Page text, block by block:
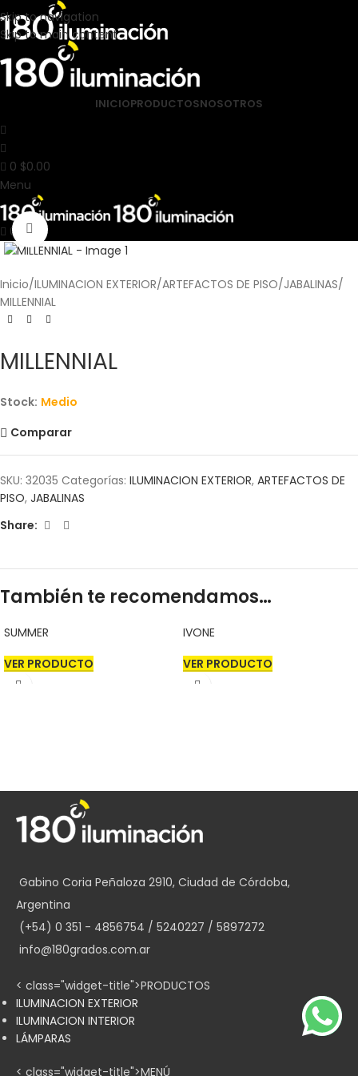
Skip to navigation
Skip to main content
INICIOPRODUCTOSNOSOTROS
0 $0.00
Menu
0 Click to enlarge
Inicio ILUMINACION EXTERIOR ARTEFACTOS DE PISO JABALINAS
MILLENNIAL
MILLENNIAL
Stock: Medio
Comparar
SKU: 32035 Categorías: ILUMINACION EXTERIOR, ARTEFACTOS DE
PISO, JABALINAS
Share:
También te recomendamos…
SUMMER
VER PRODUCTO
IVONE
VER PRODUCTO
Gabino Coria Peñaloza 2910, Ciudad de Córdoba,
Argentina
(+54) 0 351 - 4856754 / 5240227 / 5897272
info@180grados.com.ar
< class="widget-title">PRODUCTOS
ILUMINACION EXTERIOR
ILUMINACION INTERIOR
LÁMPARAS
< class="widget-title">MENÚ